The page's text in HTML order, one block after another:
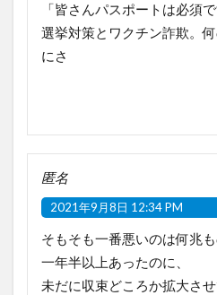
「皆さんパスポートは必須で
選挙対策とワクチン詐欺。
にさ
匿名
2021年9月8日 12:34 PM
そもそも一番悪いのは何兆
一年半以上あったのに、
未だに収束どころか拡大さ